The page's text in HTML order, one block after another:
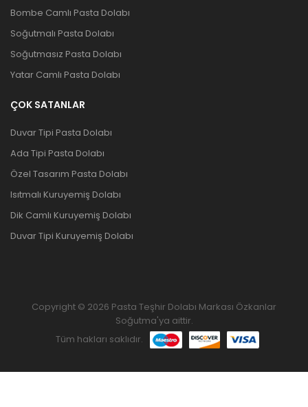
Bombe Camlı Pasta Dolabı
Soğutmalı Pasta Dolabı
Soğutmasız Pasta Dolabı
Yatar Camlı Pasta Dolabı
ÇOK SATANLAR
Duvar Tipi Pasta Dolabı
Ada Tipi Pasta Dolabı
Özel Tasarım Pasta Dolabı
Isıtmalı Kuruyemiş Dolabı
Dik Camlı Kuruyemiş Dolabı
Duvar Tipi Kuruyemiş Dolabı
Copyright © 2026 Pasta Teşhir Dolabı Markası Özkanlar
Soğutma'ya aittir.
Tüm hakları saklıdır.